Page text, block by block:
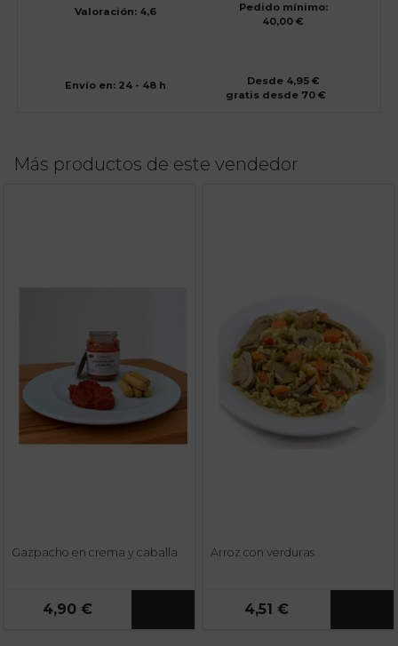
Valoración: 4,6
Pedido mínimo:
40,00 €
Envío en: 24 - 48 h
Desde 4,95 €
gratis desde 70 €
Más productos de este vendedor
Gazpacho en crema y caballa
4,90 €
Arroz con verduras
4,51 €